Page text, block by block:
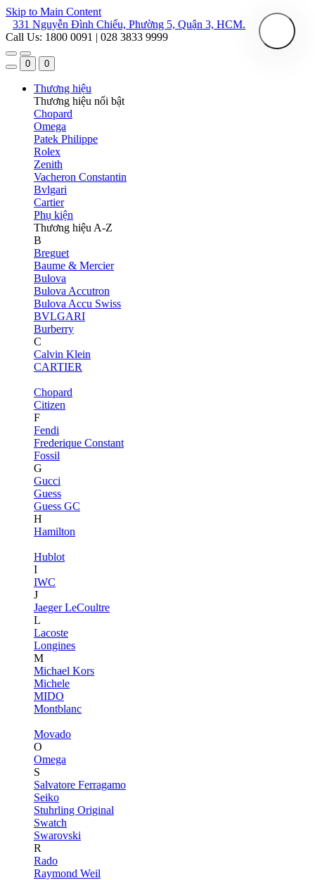
Skip to Main Content
331 Nguyễn Đình Chiểu, Phường 5, Quận 3, HCM.
Call Us: 1800 0091 | 028 3833 9999
0 0
Thương hiệu
Thương hiệu nổi bật
Chopard
Omega
Patek Philippe
Rolex
Zenith
Vacheron Constantin
Bvlgari
Cartier
Phụ kiện
Thương hiệu A-Z
B
Breguet
Baume & Mercier
Bulova
Bulova Accutron
Bulova Accu Swiss
BVLGARI
Burberry
C
Calvin Klein
CARTIER
Chopard
Citizen
F
Fendi
Frederique Constant
Fossil
G
Gucci
Guess
Guess GC
H
Hamilton
Hublot
I
IWC
J
Jaeger LeCoultre
L
Lacoste
Longines
M
Michael Kors
Michele
MIDO
Montblanc
Movado
O
Omega
S
Salvatore Ferragamo
Seiko
Stuhrling Original
Swatch
Swarovski
R
Rado
Raymond Weil